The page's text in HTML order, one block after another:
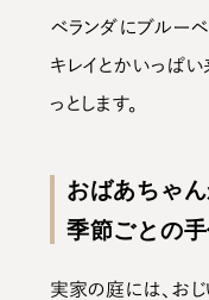
ベランダにブルーベ
キレイとかいっぱい
っとします。
おばあちゃ
季節ごとの
実家の庭には、お